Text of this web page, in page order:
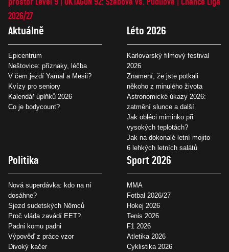
2026/27
Aktuálně
Epicentrum
Neštovice: příznaky, léčba
V čem jezdí Yamal a Mesii?
Kvízy pro seniory
Kalendář úplňků 2026
Co je bodycount?
Léto 2026
Karlovarský filmový festival
2026
Znamení, že jste potkali
někoho z minulého života
Astronomické úkazy 2026:
zatmění slunce a další
Jak obléci miminko při
vysokých teplotách?
Jak na dokonalé letní mojito
6 lehkých letních salátů
Politika
Nová superdávka: kdo na ní
dosáhne?
Sjezd sudetských Němců
Proč vláda zavádí EET?
Padni komu padni
Výpověď z práce vzor
Divoký kačer
Sport 2026
MMA
Fotbal 2026/27
Hokej 2026
Tenis 2026
F1 2026
Atletika 2026
Cyklistika 2026